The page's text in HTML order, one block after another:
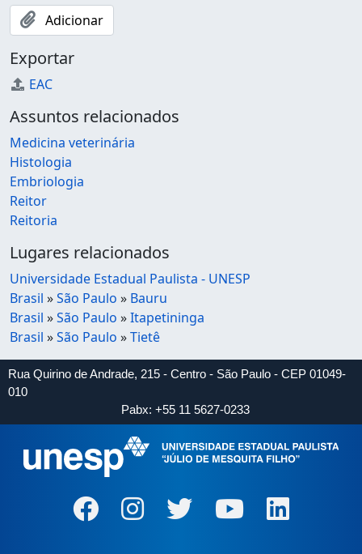
Adicionar
Exportar
EAC
Assuntos relacionados
Medicina veterinária
Histologia
Embriologia
Reitor
Reitoria
Lugares relacionados
Universidade Estadual Paulista - UNESP
Brasil »São Paulo » Bauru
Brasil »São Paulo »Itapetininga
Brasil »São Paulo »Tietê
Rua Quirino de Andrade, 215 - Centro - São Paulo - CEP 01049-
010
Pabx: +55 11 5627-0233